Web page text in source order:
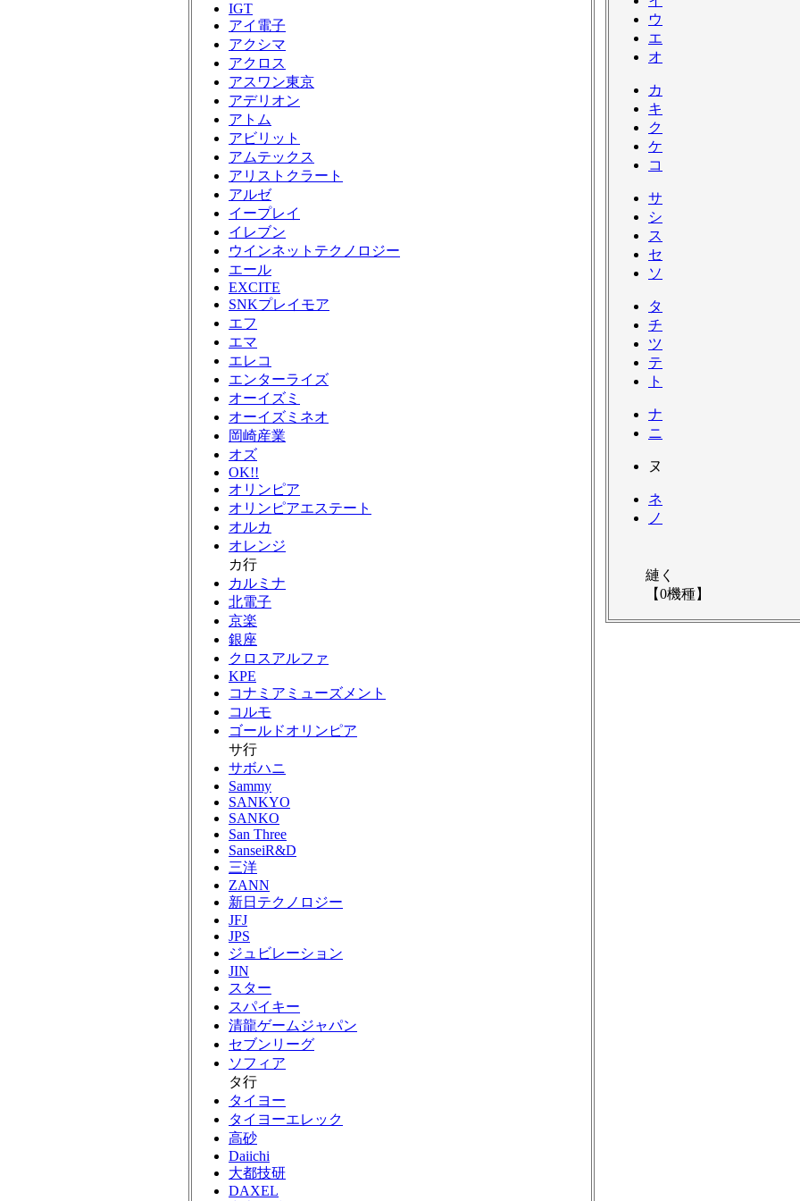
IGT
アイ電子
アクシマ
アクロス
アスワン東京
アデリオン
アトム
アビリット
アムテックス
アリストクラート
アルゼ
イープレイ
イレブン
ウインネットテクノロジー
エール
EXCITE
SNKプレイモア
エフ
エマ
エレコ
エンターライズ
オーイズミ
オーイズミネオ
岡崎産業
オズ
OK!!
オリンピア
オリンピアエステート
オルカ
オレンジ
カ行
カルミナ
北電子
京楽
銀座
クロスアルファ
KPE
コナミアミューズメント
コルモ
ゴールドオリンピア
サ行
サボハニ
Sammy
SANKYO
SANKO
San Three
SanseiR&D
三洋
ZANN
新日テクノロジー
JFJ
JPS
ジュビレーション
JIN
スター
スパイキー
清龍ゲームジャパン
セブンリーグ
ソフィア
タ行
タイヨー
タイヨーエレック
高砂
Daiichi
大都技研
DAXEL
ウ
エ
オ
カ
キ
ク
ケ
コ
サ
シ
ス
セ
ソ
タ
チ
ツ
テ
ト
ナ
ニ
ヌ
ネ
ノ
縺く
【0機種】